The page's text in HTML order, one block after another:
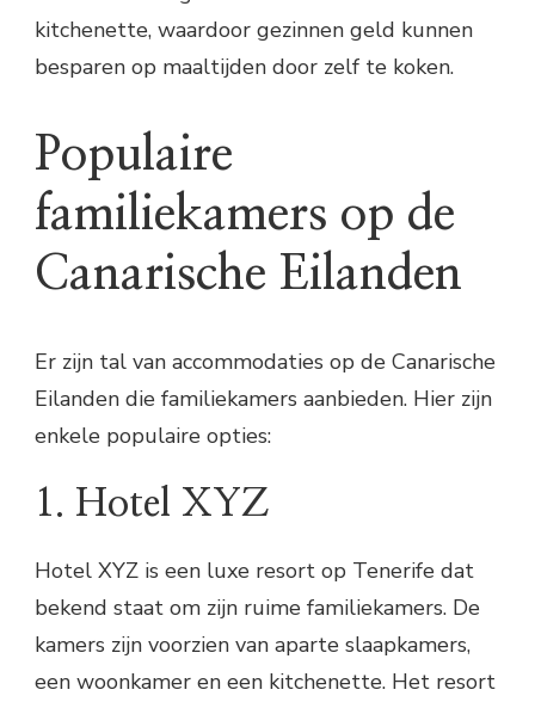
kitchenette, waardoor gezinnen geld kunnen
besparen op maaltijden door zelf te koken.
Populaire
familiekamers op de
Canarische Eilanden
Er zijn tal van accommodaties op de Canarische
Eilanden die familiekamers aanbieden. Hier zijn
enkele populaire opties:
1. Hotel XYZ
Hotel XYZ is een luxe resort op Tenerife dat
bekend staat om zijn ruime familiekamers. De
kamers zijn voorzien van aparte slaapkamers,
een woonkamer en een kitchenette. Het resort